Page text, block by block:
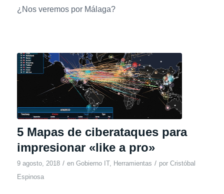
¿Nos veremos por Málaga?
5 Mapas de ciberataques para
impresionar «like a pro»
9 agosto, 2018 / en Gobierno IT, Herramientas / por Cristóbal
Espinosa